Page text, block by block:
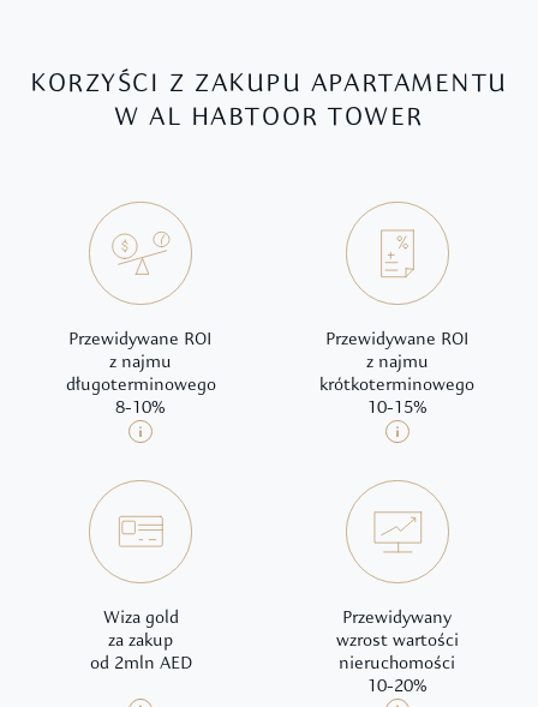
KORZYŚCI Z ZAKUPU APARTAMENTU
W AL HABTOOR TOWER
Przewidywane ROI
z najmu
długoterminowego
8-10%
Przewidywane ROI
z najmu
krótkoterminowego
10-15%
Wiza gold
za zakup
od 2mln AED
Przewidywany
wzrost wartości
nieruchomości
10-20%